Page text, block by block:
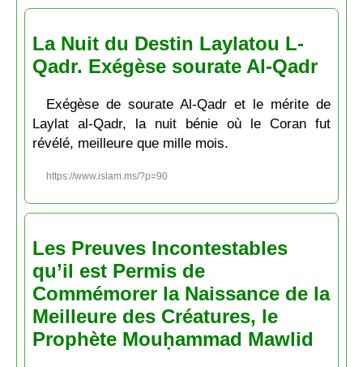
La Nuit du Destin Laylatou L-
Qadr. Exégèse sourate Al-Qadr
Exégèse de sourate Al-Qadr et le mérite de
Laylat al-Qadr, la nuit bénie où le Coran fut
révélé, meilleure que mille mois.
https://www.islam.ms/?p=90
Les Preuves Incontestables
qu’il est Permis de
Commémorer la Naissance de la
Meilleure des Créatures, le
Prophète Mouḥammad Mawlid